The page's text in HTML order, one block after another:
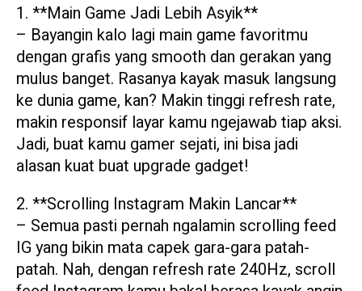
1. **Main Game Jadi Lebih Asyik**
– Bayangin kalo lagi main game favoritmu
dengan grafis yang smooth dan gerakan yang
mulus banget. Rasanya kayak masuk langsung
ke dunia game, kan? Makin tinggi refresh rate,
makin responsif layar kamu ngejawab tiap aksi.
Jadi, buat kamu gamer sejati, ini bisa jadi
alasan kuat buat upgrade gadget!
2. **Scrolling Instagram Makin Lancar**
– Semua pasti pernah ngalamin scrolling feed
IG yang bikin mata capek gara-gara patah-
patah. Nah, dengan refresh rate 240Hz, scroll